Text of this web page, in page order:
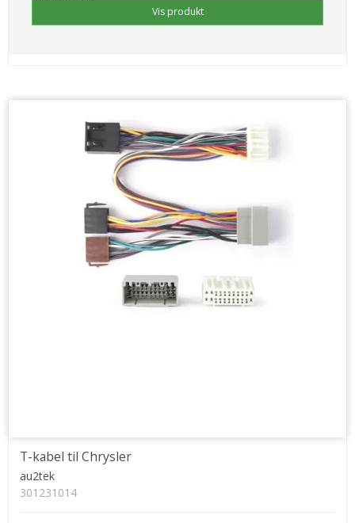
Vis produkt
T-kabel til Chrysler
au2tek
301231014